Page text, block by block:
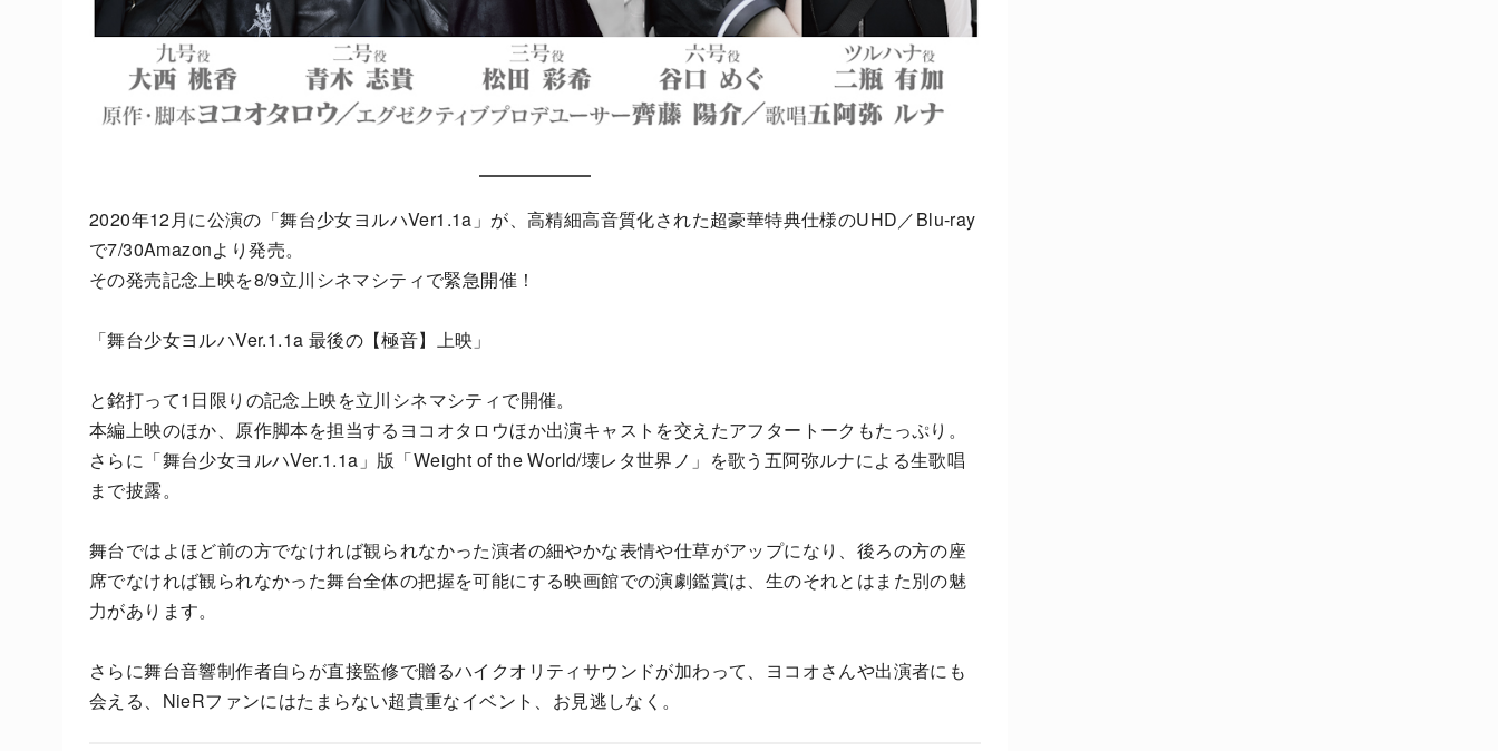
2020年12月に公演の「舞台少女ヨルハVer1.1a」が、高精細高音質化された超豪華特典仕様のUHD／Blu-ray
で7/30Amazonより発売。
その発売記念上映を8/9立川シネマシティで緊急開催！
「舞台少女ヨルハVer.1.1a 最後の【極音】上映」
と銘打って1日限りの記念上映を立川シネマシティで開催。
本編上映のほか、原作脚本を担当するヨコオタロウほか出演キャストを交えたアフタートークもたっぷり。
さらに「舞台少女ヨルハVer.1.1a」版「Weight of the World/壊レタ世界ノ」を歌う五阿弥ルナによる生歌唱
まで披露。
舞台ではよほど前の方でなければ観られなかった演者の細やかな表情や仕草がアップになり、後ろの方の座
席でなければ観られなかった舞台全体の把握を可能にする映画館での演劇鑑賞は、生のそれとはまた別の魅
力があります。
さらに舞台音響制作者自らが直接監修で贈るハイクオリティサウンドが加わって、ヨコオさんや出演者にも
会える、NieRファンにはたまらない超貴重なイベント、お見逃しなく。